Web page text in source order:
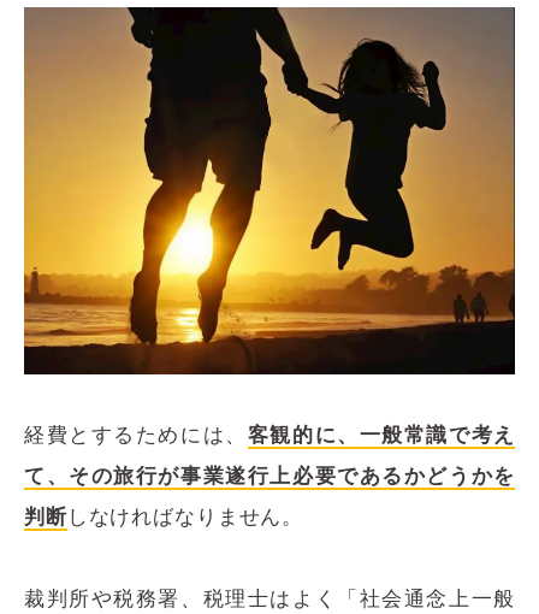
経費とするためには、 客観的に、一般常識で考え
て、その旅行が事業遂行上必要であるかどうかを
判断しなければなりません。
裁判所や税務署、税理士はよく「社会通念上一般